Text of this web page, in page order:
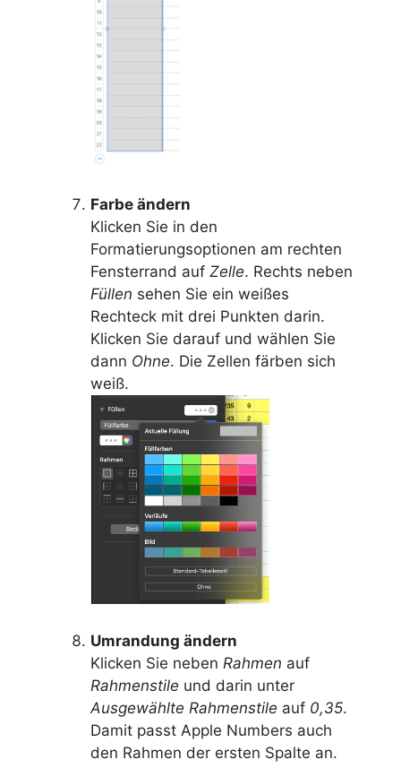
Farbe ändern
Klicken Sie in den
Formatierungsoptionen am rechten
Fensterrand auf Zelle. Rechts neben
Füllen sehen Sie ein weißes
Rechteck mit drei Punkten darin.
Klicken Sie darauf und wählen Sie
dann Ohne. Die Zellen färben sich
weiß.
Umrandung ändern
Klicken Sie neben Rahmen auf
Rahmenstile und darin unter
Ausgewählte Rahmenstile auf 0,35.
Damit passt Apple Numbers auch
den Rahmen der ersten Spalte an.